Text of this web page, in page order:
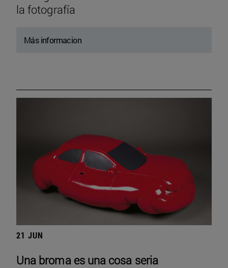
la fotografía
Más informacion
21 JUN
Una broma es una cosa seria